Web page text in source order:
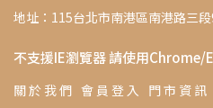
地址：115台北市南港區南港路三
不支援IE瀏覽器 請使用Chrome/
關 於 我 們 會 員 登 入 門 市 資 訊